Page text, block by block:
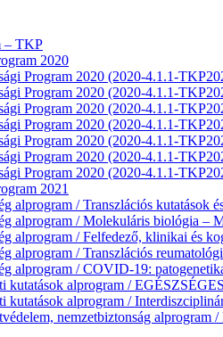
– TKP
2020
Program 2020 (2020-4.1.1-
Program 2020 (2020-4.1.1-
Program 2020 (2020-4.1.1-
Program 2020 (2020-4.1.1-
Program 2020 (2020-4.1.1-
Program 2020 (2020-4.1.1-
Program 2020 (2020-4.1.1-
2021
alprogram / Transzlációs kutatások
alprogram / Molekuláris biológia –
alprogram / Felfedező, klinikai és
alprogram / Transzlációs
alprogram / COVID-19:
kutatások alprogram /
kutatások alprogram /
nemzetbiztonság alprogram